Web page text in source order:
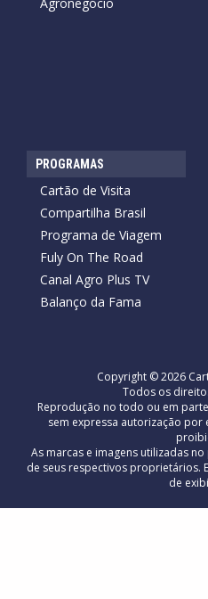
PROGRAMAS
Cartão de Visita
Compartilha Brasil
Programa de Viagem
Fuly On The Road
Canal Agro Plus TV
Balanço da Fama
Copyright © 2026
Todos os
Reprodução no todo ou em
sem expressa autorização por
As marcas e imagens utilizadas
de seus respectivos proprietários.
de